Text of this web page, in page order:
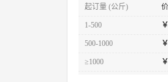
起订量 (公斤)
1-500 ￥
500-1000 ￥
≥1000 ￥